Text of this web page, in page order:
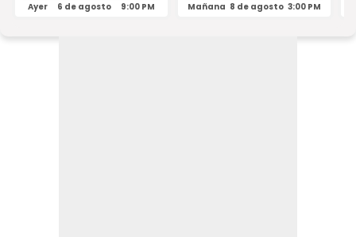
Ayer 6 de agosto 9:00 PM Mañana 8 de agosto 3:00 PM